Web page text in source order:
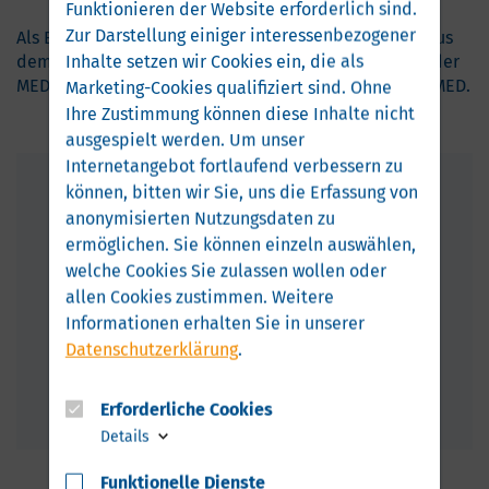
Als Einzelaussteller sind weitere vier Unternehmen aus
dem Gesundheitsland MV vor Ort in Düsseldorf – auf der
MEDICA sowie auf der parallel stattfindenden COMPAMED.
Haben Sie Fragen oder Anregungen?
Robin Abt
Referent Gesundheitswirtschaft // Internationales
ra@bcv.org
+49 381 65 07 09 64
+49 151 52 24 59 79
Funktionieren der Website erforderlich sind.
Zur Darstellung einiger interessenbezogener
Inhalte setzen wir Cookies ein, die als
Marketing-Cookies qualifiziert sind. Ohne
Ihre Zustimmung können diese Inhalte nicht
ausgespielt werden. Um unser
Internetangebot fortlaufend verbessern zu
können, bitten wir Sie, uns die Erfassung von
anonymisierten Nutzungsdaten zu
ermöglichen. Sie können einzeln auswählen,
welche Cookies Sie zulassen wollen oder
allen Cookies zustimmen. Weitere
Informationen erhalten Sie in unserer
Datenschutzerklärung.
Erforderliche Cookies
Details
Funktionelle Dienste